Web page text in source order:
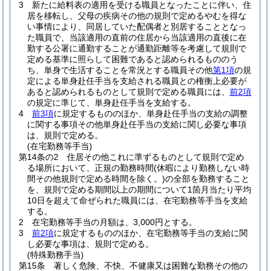
3
新たに給料表の適用を受ける職員となったことに伴い、住
居を移転し、父母の疾病その他の規則で定めるやむを得な
い事情により、同居していた配偶者と別居することとなっ
た職員で、当該適用の直前の住居から当該適用の直後に在
勤する公署に通勤することが通勤距離等を考慮して規則で
定める基準に照らして困難であると認められるもののう
ち、単身で生活することを常況とする職員その他第1項の規
定による単身赴任手当を支給される職員との権衡上必要が
あると認められるものとして規則で定める職員には、 前2項
の規定に準じて、単身赴任手当を支給する。
4
前3項に規定するもののほか、単身赴任手当の支給の調整
に関する事項その他単身赴任手当の支給に関し必要な事項
は、規則で定める。
(在宅勤務等手当)
第14条の2
住居その他これに準ずるものとして規則で定め
る場所において、正規の勤務時間(休暇により勤務しない時
間その他規則で定める時間を除く。)の全部を勤務すること
を、規則で定める期間以上の期間について1箇月当たり平均
10日を超えて命ぜられた職員には、在宅勤務等手当を支給
する。
2
在宅勤務等手当の月額は、3,000円とする。
3
前2項に規定するもののほか、在宅勤務等手当の支給に関
し必要な事項は、規則で定める。
(特殊勤務手当)
第15条
著しく危険、不快、不健康又は困難な勤務その他の